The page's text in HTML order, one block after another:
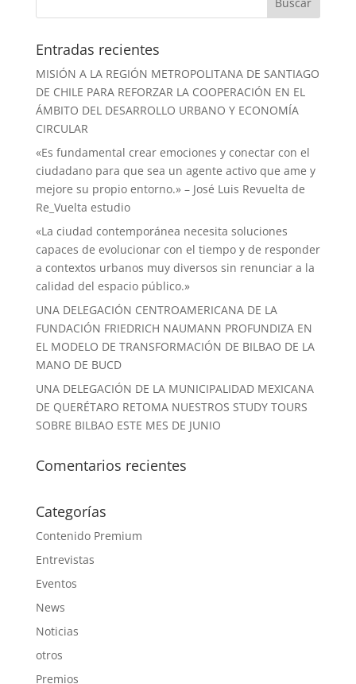
Entradas recientes
MISIÓN A LA REGIÓN METROPOLITANA DE SANTIAGO
DE CHILE PARA REFORZAR LA COOPERACIÓN EN EL
ÁMBITO DEL DESARROLLO URBANO Y ECONOMÍA
CIRCULAR
«Es fundamental crear emociones y conectar con el
ciudadano para que sea un agente activo que ame y
mejore su propio entorno.» – José Luis Revuelta de
Re_Vuelta estudio
«La ciudad contemporánea necesita soluciones
capaces de evolucionar con el tiempo y de responder
a contextos urbanos muy diversos sin renunciar a la
calidad del espacio público.»
UNA DELEGACIÓN CENTROAMERICANA DE LA
FUNDACIÓN FRIEDRICH NAUMANN PROFUNDIZA EN
EL MODELO DE TRANSFORMACIÓN DE BILBAO DE LA
MANO DE BUCD
UNA DELEGACIÓN DE LA MUNICIPALIDAD MEXICANA
DE QUERÉTARO RETOMA NUESTROS STUDY TOURS
SOBRE BILBAO ESTE MES DE JUNIO
Comentarios recientes
Categorías
Contenido Premium
Entrevistas
Eventos
News
Noticias
otros
Premios